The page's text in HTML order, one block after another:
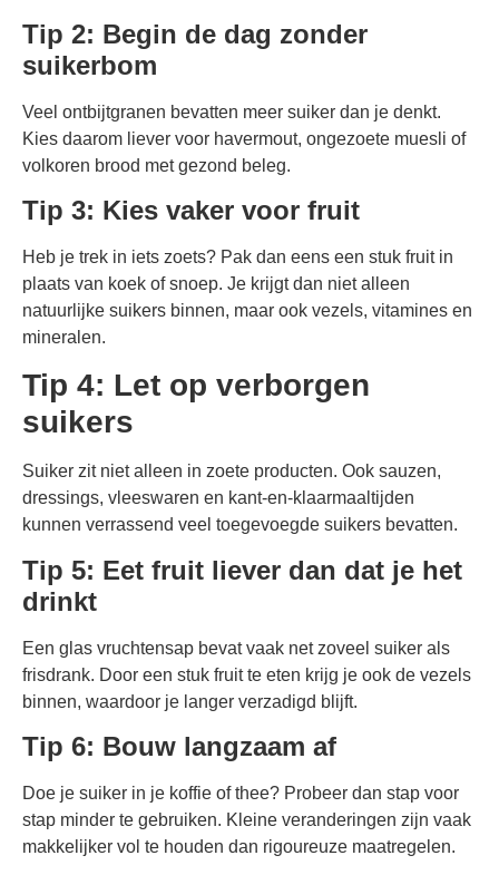
Tip 2: Begin de dag zonder
suikerbom
Veel ontbijtgranen bevatten meer suiker dan je denkt.
Kies daarom liever voor havermout, ongezoete muesli of
volkoren brood met gezond beleg.
Tip 3: Kies vaker voor fruit
Heb je trek in iets zoets? Pak dan eens een stuk fruit in
plaats van koek of snoep. Je krijgt dan niet alleen
natuurlijke suikers binnen, maar ook vezels, vitamines en
mineralen.
Tip 4: Let op verborgen
suikers
Suiker zit niet alleen in zoete producten. Ook sauzen,
dressings, vleeswaren en kant-en-klaarmaaltijden
kunnen verrassend veel toegevoegde suikers bevatten.
Tip 5: Eet fruit liever dan dat je het
drinkt
Een glas vruchtensap bevat vaak net zoveel suiker als
frisdrank. Door een stuk fruit te eten krijg je ook de vezels
binnen, waardoor je langer verzadigd blijft.
Tip 6: Bouw langzaam af
Doe je suiker in je koffie of thee? Probeer dan stap voor
stap minder te gebruiken. Kleine veranderingen zijn vaak
makkelijker vol te houden dan rigoureuze maatregelen.